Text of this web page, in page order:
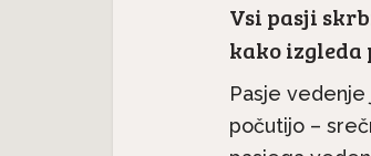
Vsi pasji
kako izgleda
Pasje
počutijo –